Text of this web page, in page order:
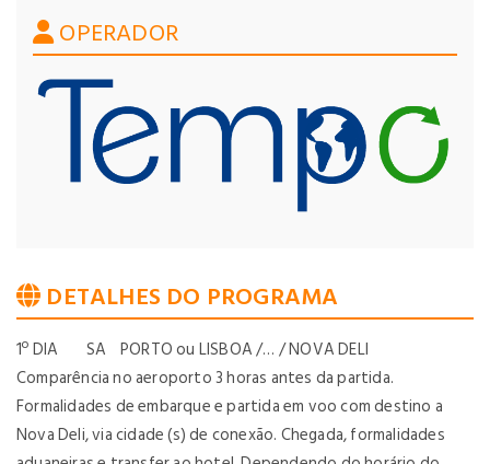
OPERADOR
DETALHES DO PROGRAMA
1º DIA SA PORTO ou LISBOA /… / NOVA DELI
Comparência no aeroporto 3 horas antes da partida.
Formalidades de embarque e partida em voo com destino a
Nova Deli, via cidade (s) de conexão. Chegada, formalidades